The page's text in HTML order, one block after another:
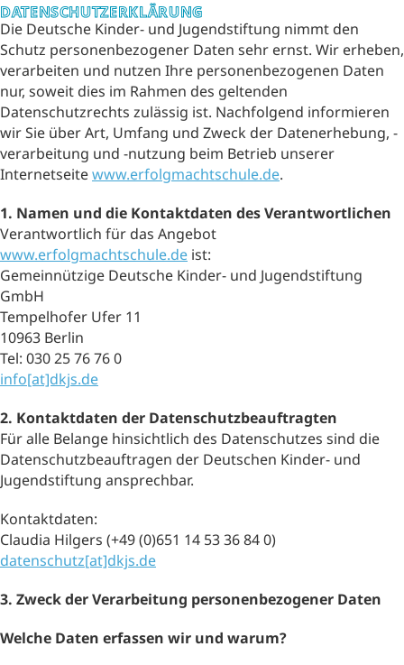
DATENSCHUTZ­ERKLÄRUNG
Die Deutsche Kinder- und Jugendstiftung nimmt den
Schutz personenbezogener Daten sehr ernst. Wir erheben,
verarbeiten und nutzen Ihre personenbezogenen Daten
nur, soweit dies im Rahmen des geltenden
Datenschutzrechts zulässig ist. Nachfolgend informieren
wir Sie über Art, Umfang und Zweck der Datenerhebung, -
verarbeitung und -nutzung beim Betrieb unserer
Internetseitewww.erfolgmachtschule.de.
1. ​Namen und die Kontaktdaten des Verantwortlichen
Verantwortlich für das Angebot
www.erfolgmachtschule.de ist:
Gemeinnützige Deutsche Kinder- und Jugendstiftung
GmbH
Tempelhofer Ufer 11
10963 Berlin
Tel: 030 25 76 76 0
info[at]dkjs.de
2. Kontaktdaten der Datenschutzbeauftragten
Für alle Belange hinsichtlich des Datenschutzes sind die
Datenschutzbeauftragen der Deutschen Kinder- und
Jugendstiftung ansprechbar.
Kontaktdaten:
Claudia Hilgers (+49 (0)651 14 53 36 84 0)
datenschutz[at]dkjs.de
3. Zweck der Verarbeitung personenbezogener Daten
Welche Daten erfassen wir und warum?